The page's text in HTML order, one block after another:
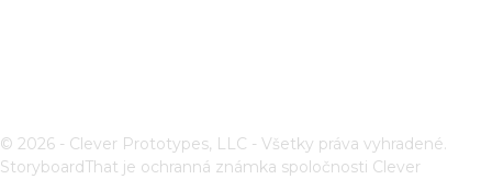
© 2026 - Clever Prototypes, LLC - Všetky práva vyhradené.
StoryboardThat je ochranná známka spoločnosti Clever